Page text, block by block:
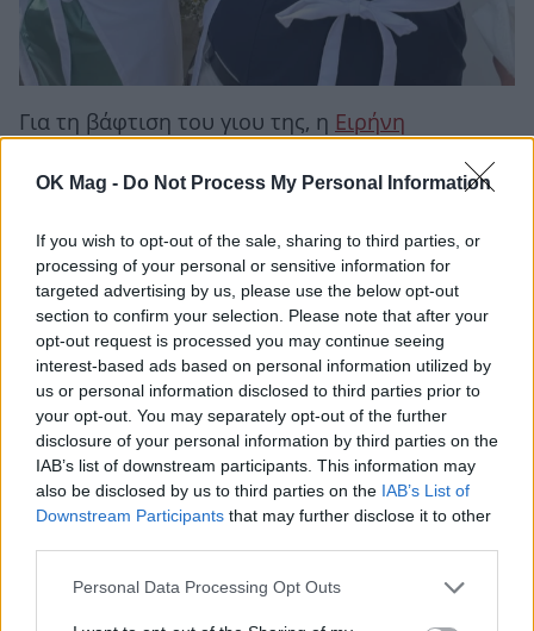
OK Mag - Do Not Process My Personal Information
If you wish to opt-out of the sale, sharing to third parties, or
processing of your personal or sensitive information for
targeted advertising by us, please use the below opt-out
section to confirm your selection. Please note that after your
opt-out request is processed you may continue seeing
interest-based ads based on personal information utilized by
us or personal information disclosed to third parties prior to
your opt-out. You may separately opt-out of the further
disclosure of your personal information by third parties on the
IAB’s list of downstream participants. This information may
also be disclosed by us to third parties on the IAB’s List of
Downstream Participants that may further disclose it to other
Personal Data Processing Opt Outs
Για τη βάφτιση του γιου της, η Ειρήνη
μακρύ φόρεμα με δαντέλα σε butter cream
απόχρωση.